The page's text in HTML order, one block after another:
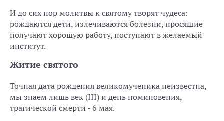
И до сих пор молитвы к святому творят чудеса:
рождаются дети, излечиваются болезни, просящие
получают хорошую работу, поступают в желаемый
институт.
Житие святого
Точная дата рождения великомученика неизвестна,
мы знаем лишь век (III) и день поминовения,
трагической смерти - 6 мая.